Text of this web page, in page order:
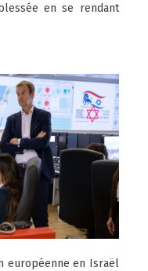
en se rendant
européenne en Israël